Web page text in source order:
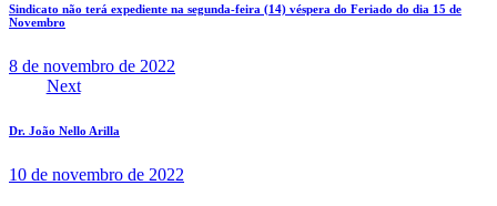
Sindicato não terá expediente na segunda-feira (14) véspera do Feriado do dia 15 de
Novembro
8 de novembro de 2022
Next
Dr. João Nello Arilla
10 de novembro de 2022